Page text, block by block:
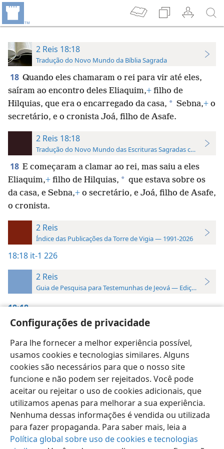
Configurações de privacidade
Para lhe fornecer a melhor experiência possível,
usamos cookies e tecnologias similares. Alguns
cookies são necessários para que o nosso site
funcione e não podem ser rejeitados. Você pode
aceitar ou rejeitar o uso de cookies adicionais, que
utilizamos apenas para melhorar a sua experiência.
Nenhuma dessas informações é vendida ou utilizada
para fazer propaganda. Para saber mais, leia a
Política global sobre uso de cookies e tecnologias
2 Reis 18:18
Tradução do Novo Mundo da Bíblia Sagrada
18 Quando eles chamaram o rei para vir até eles,
saíram ao encontro deles Eliaquim,+ filho de
Hilquias, que era o encarregado da casa, * Sebna,+ o
secretário, e o cronista Joá, filho de Asafe.
2 Reis 18:18
Tradução do Novo Mundo das Escrituras Sagradas com
18 E começaram a clamar ao rei, mas saiu a eles
Eliaquim,+ filho de Hilquias, * que estava sobre os
da casa, e Sebna,+ o secretário, e Joá, filho de Asafe,
o cronista.
2 Reis
Índice das Publicações da Torre de Vigia — 1991-2026
18:18 it-1 226
2 Reis
Guia de Pesquisa para Testemunhas de Jeová — Edição 2019
18:18
Perspicaz,Volume 1 ,p. 226
Português (Brasil) Preferências
Copyright© 2026 Watch Tower Bible and Tract Society of Pennsylvania
Termos de Uso
Política de Privacidade
Configurações de Privacidade
Login